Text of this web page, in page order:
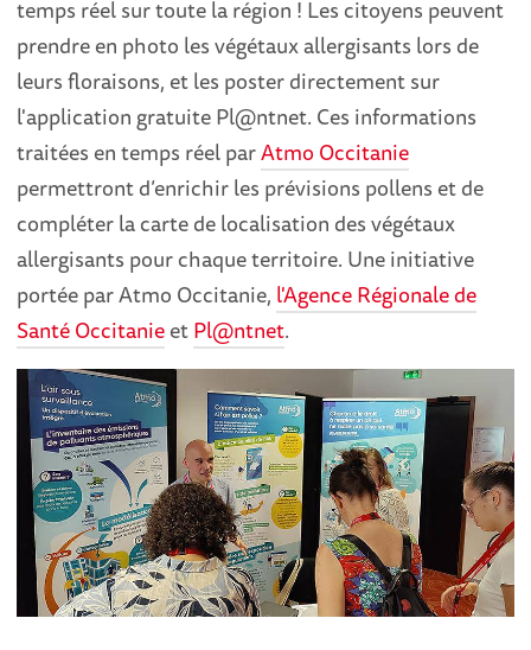
temps réel sur toute la région ! Les citoyens peuvent
prendre en photo les végétaux allergisants lors de
leurs floraisons, et les poster directement sur
l'application gratuite Pl@ntnet. Ces informations
traitées en temps réel parAtmo Occitanie
permettront d’enrichir les prévisions pollens et de
compléter la carte de localisation des végétaux
allergisants pour chaque territoire. Une initiative
portée par Atmo Occitanie, l'Agence Régionale de
Santé OccitanieetPl@ntnet.